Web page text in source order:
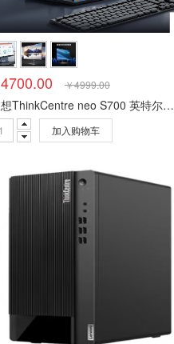
4700.00 ￥4999.00
联想ThinkCentre neo S700 英特尔酷睿 27英寸窄边框一体机台式电脑
加入购物车